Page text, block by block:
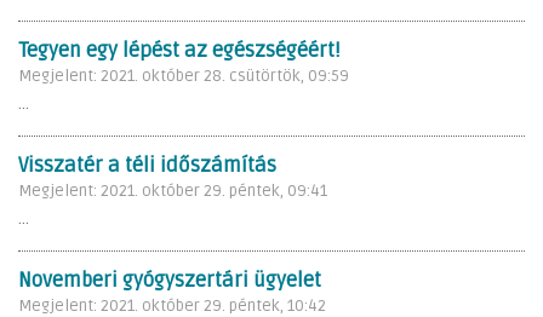
Tegyen egy lépést az egészségéért!
Megjelent: 2021. október 28. csütörtök, 09:59
...
Visszatér a téli időszámítás
Megjelent: 2021. október 29. péntek, 09:41
...
Novemberi gyógyszertári ügyelet
Megjelent: 2021. október 29. péntek, 10:42